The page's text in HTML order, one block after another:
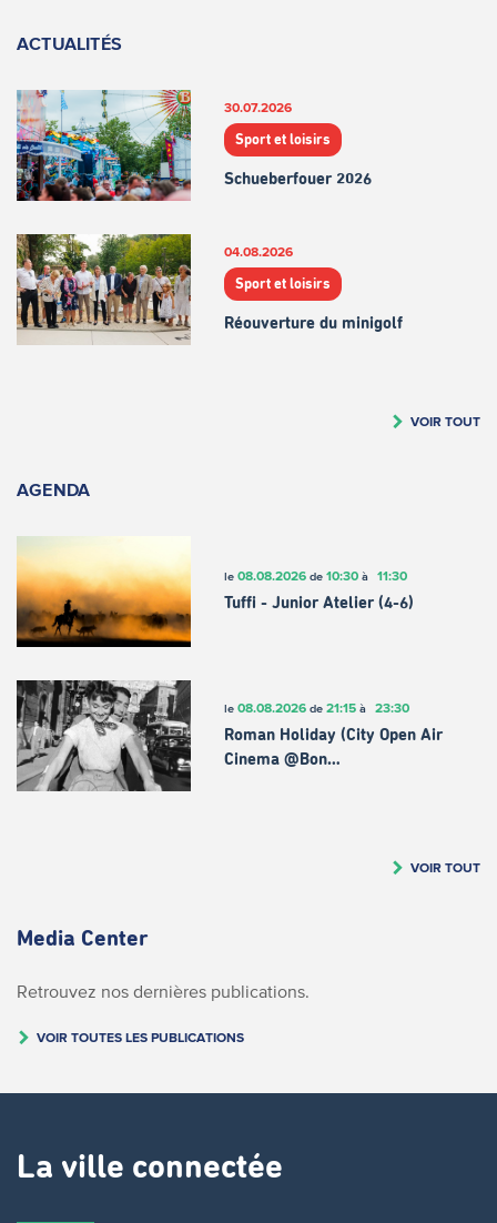
ACTUALITÉS
30.07.2026
Sport et loisirs
Schueberfouer 2026
04.08.2026
Sport et loisirs
Réouverture du minigolf
VOIR TOUT
AGENDA
le 08.08.2026de 10:30à 11:30
Tuffi - Junior Atelier (4-6)
le 08.08.2026de 21:15à 23:30
Roman Holiday (City Open Air
Cinema @Bon…
VOIR TOUT
Media Center
Retrouvez nos dernières publications.
VOIR TOUTES LES PUBLICATIONS
La ville connectée